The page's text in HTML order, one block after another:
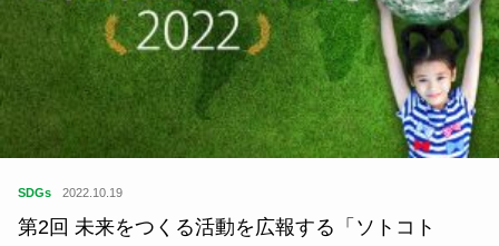
SDGs 2022.10.19
第2回 未来をつくる活動を広報する「ソトコト